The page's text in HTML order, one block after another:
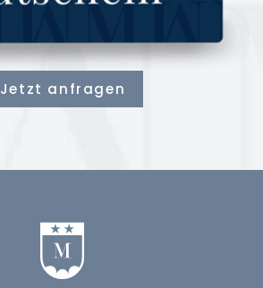
Jetzt anfragen